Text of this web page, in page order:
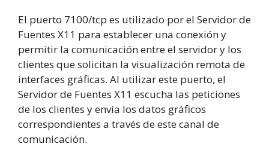
El puerto 7100/tcp es utilizado por el Servidor de
Fuentes X11 para establecer una conexión y
permitir la comunicación entre el servidor y los
clientes que solicitan la visualización remota de
interfaces gráficas. Al utilizar este puerto, el
Servidor de Fuentes X11 escucha las peticiones
de los clientes y envía los datos gráficos
correspondientes a través de este canal de
comunicación.